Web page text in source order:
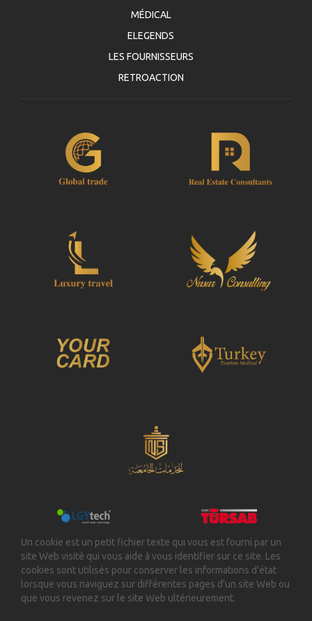
MÉDICAL
ELEGENDS
LES FOURNISSEURS
RETROACTION
Un cookie est un petit fichier texte qui vous est fourni par un
site Web visité qui vous aide à vous identifier sur ce site. Les
cookies sont utilisés pour conserver les informations d'état
lorsque vous naviguez sur différentes pages d'un site Web ou
que vous revenez sur le site Web ultérieurement.